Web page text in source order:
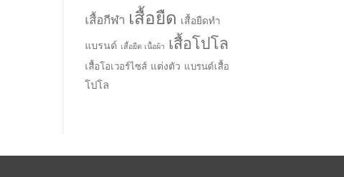
เสื้อกีฬา เสื้อยืด เสื้อยืดทำ
แบรนด์ เสื้อยืด เนื้อผ้า เสื้อโปโล
เสื้อโอเวอร์ไซส์ แต่งตัว แบรนด์เสื้อ
โปโล